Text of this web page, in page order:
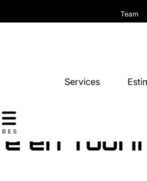
Team
Services
en